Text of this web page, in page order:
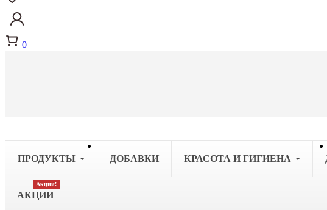
0
ПРОДУКТЫ ДОБАВКИ КРАСОТА И ГИГИЕНА
АКЦИИ
Акции!